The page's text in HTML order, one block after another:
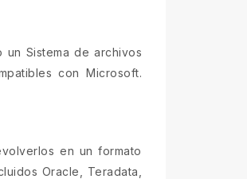
Sistema de archivos
con Microsoft.
en un formato
Oracle, Teradata,